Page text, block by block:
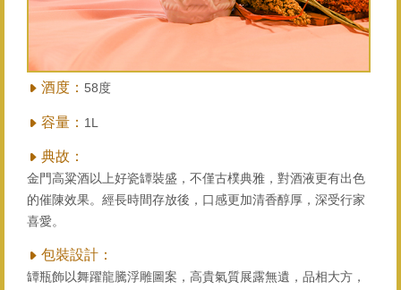
酒度： 58度
容量： 1L
典故：
金門高粱酒以上好瓷罈裝盛，不僅古樸典雅，對酒液更有出色
的催陳效果。經長時間存放後，口感更加清香醇厚，深受行家
喜愛。
包裝設計：
罈瓶飾以舞躍龍騰浮雕圖案，高貴氣質展露無遺，品相大方，